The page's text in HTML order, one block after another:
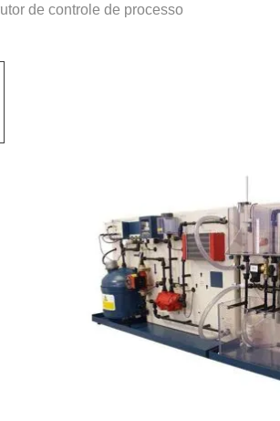
de controle de processo